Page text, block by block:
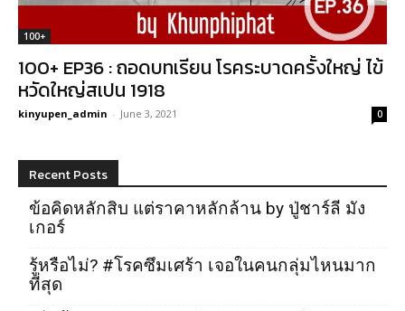
100+
100+ EP36 : ถอดบทเรียน โรคระบาดครั้งใหญ่ ไข้
หวัดใหญ่สเปน 1918
kinyupen_admin - June 3, 2021 0
Recent Posts
ข้อคิดหลักสิบ แต่ราคาหลักล้าน by ปู่ชาร์ลี มัง
เกอร์
รู้หรือไม่? #โรคซึมเศร้า เจอในคนกลุ่มไหนมาก
ที่สุด